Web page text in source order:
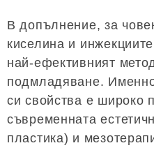
В допълнение, за
киселина и
най-ефективният
подмладяване.
си свойства е широко
съвременната
пластика) и